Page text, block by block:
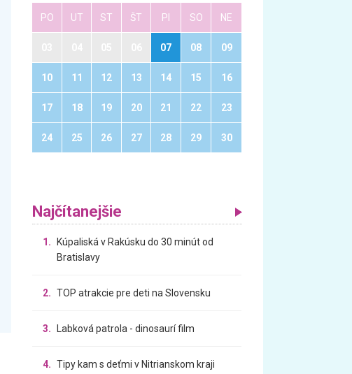
PO UT ST ŠT PI SO NE
07 08 09
10 11 12 13 14 15 16
17 18 19 20 21 22 23
24 25 26 27 28 29 30
Najčítanejšie
1.
Kúpaliská v Rakúsku do 30 minút od
Bratislavy
2. TOP atrakcie pre deti na Slovensku
3. Labková patrola - dinosaurí film
4. Tipy kam s deťmi v Nitrianskom kraji